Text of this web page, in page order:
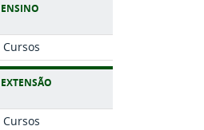
ENSINO
Cursos
EXTENSÃO
Cursos